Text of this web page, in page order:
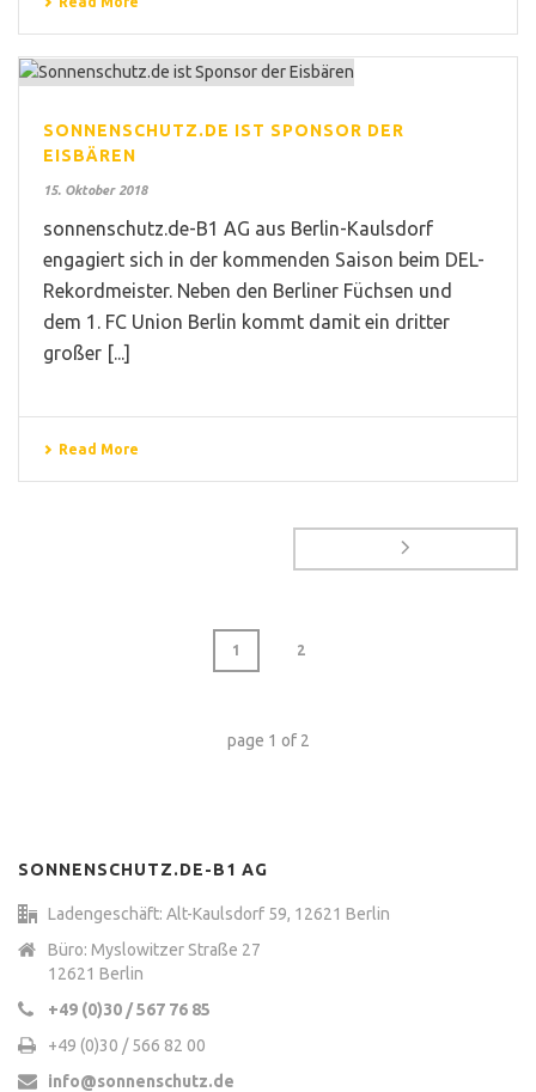
SONNENSCHUTZ.DE IST SPONSOR DER
EISBÄREN
15. Oktober 2018
sonnenschutz.de-B1 AG aus Berlin-Kaulsdorf
engagiert sich in der kommenden Saison beim DEL-
Rekordmeister. Neben den Berliner Füchsen und
dem 1. FC Union Berlin kommt damit ein dritter
großer [...]
Read More
1 2
page 1 of 2
SONNENSCHUTZ.DE-B1 AG
Ladengeschäft: Alt-Kaulsdorf 59, 12621 Berlin
Büro: Myslowitzer Straße 27
12621 Berlin
+49 (0)30 / 567 76 85
+49 (0)30 / 566 82 00
info@sonnenschutz.de